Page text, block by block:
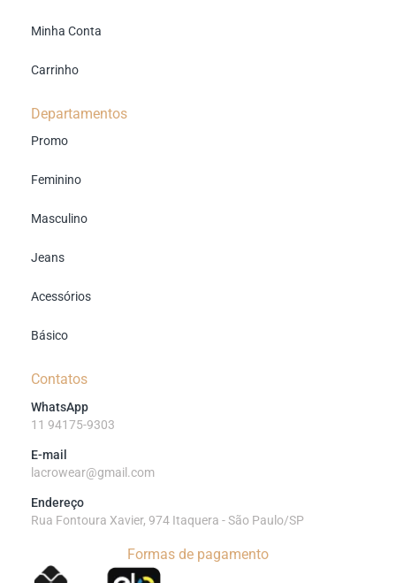
Minha Conta
Carrinho
Departamentos
Promo
Feminino
Masculino
Jeans
Acessórios
Básico
Contatos
WhatsApp
11 94175-9303
E-mail
lacrowear@gmail.com
Endereço
Rua Fontoura Xavier, 974 Itaquera - São Paulo/SP
Formas de pagamento